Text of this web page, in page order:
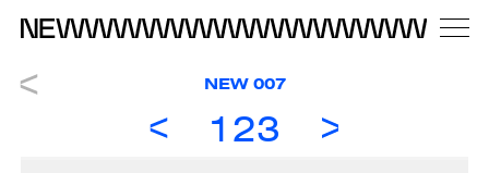
NEW 007
123